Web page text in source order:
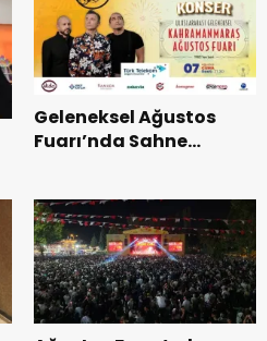
Geleneksel Ağustos
Fuarı’nda Sahne